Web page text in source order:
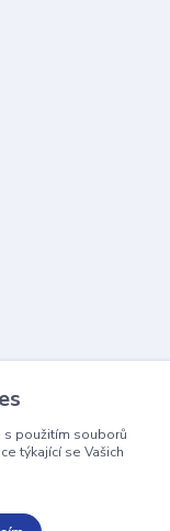
s použitím souborů
týkající se Vašich